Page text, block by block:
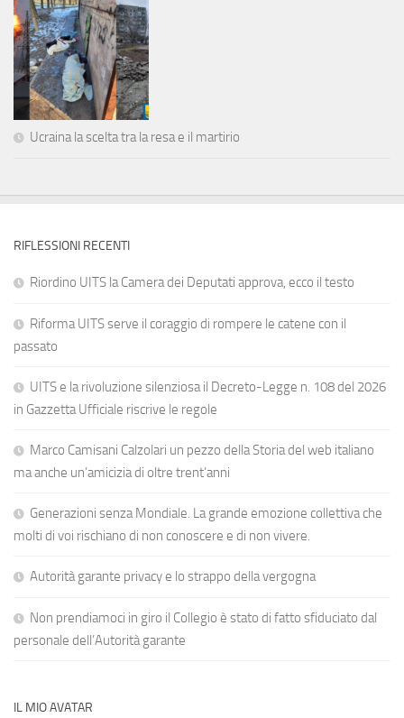
Ucraina la scelta tra la resa e il martirio
RIFLESSIONI RECENTI
Riordino UITS la Camera dei Deputati approva, ecco il testo
Riforma UITS serve il coraggio di rompere le catene con il
passato
UITS e la rivoluzione silenziosa il Decreto-Legge n. 108 del 2026
in Gazzetta Ufficiale riscrive le regole
Marco Camisani Calzolari un pezzo della Storia del web italiano
ma anche un’amicizia di oltre trent’anni
Generazioni senza Mondiale. La grande emozione collettiva che
molti di voi rischiano di non conoscere e di non vivere.
Autorità garante privacy e lo strappo della vergogna
Non prendiamoci in giro il Collegio è stato di fatto sfiduciato dal
personale dell’Autorità garante
IL MIO AVATAR